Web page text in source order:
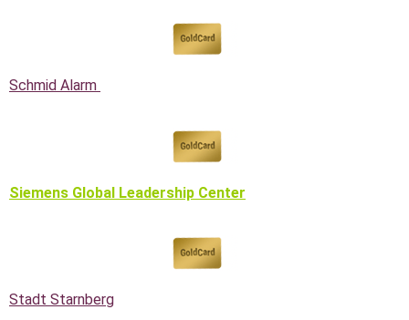
Schmid Alarm
Siemens Global Leadership Center
Stadt Starnberg